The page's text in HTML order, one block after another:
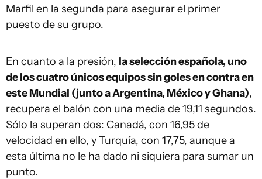
Marfil en la segunda para asegurar el primer
puesto de su grupo.
En cuanto a la presión, la selección española, uno
de los cuatro únicos equipos sin goles en contra en
este Mundial (junto a Argentina, México y Ghana),
recupera el balón con una media de 19,11 segundos.
Sólo la superan dos: Canadá, con 16,95 de
velocidad en ello, y Turquía, con 17,75, aunque a
esta última no le ha dado ni siquiera para sumar un
punto.